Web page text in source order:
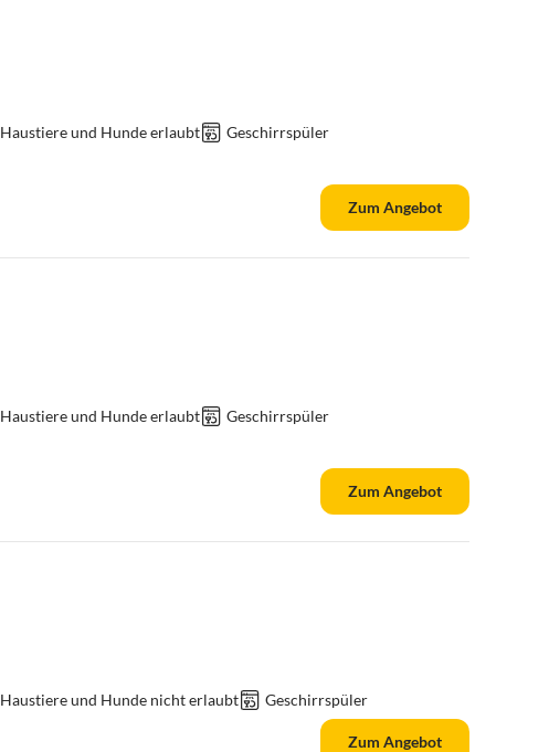
Haustiere und Hunde erlaubt
Geschirrspüler
Zum Angebot
Haustiere und Hunde erlaubt
Geschirrspüler
Zum Angebot
Haustiere und Hunde nicht erlaubt Geschirrspüler
Zum Angebot